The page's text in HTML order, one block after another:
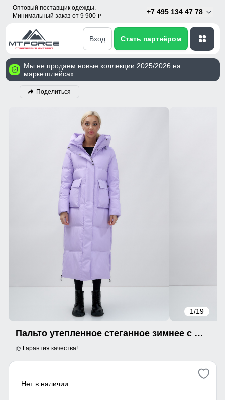
Оптовый поставщик одежды.
Минимальный заказ от 9 900 p
+7 495 134 47 78
Вход Стать партнёром
Мы не продаем новые коллекции 2025/2026 на
маркетплейсах.
Поделиться
1/19
Пальто утепленное стеганное зимнее с капюшоном женское фиолетового цвета 9602F
Гарантия качества!
Нет в наличии